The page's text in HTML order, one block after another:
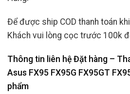
Để được ship COD thanh toán
Khách vui lòng cọc trước 100k
Thông tin liên hệ Đặt hàng –
Asus FX95 FX95G FX95GT
phẩm